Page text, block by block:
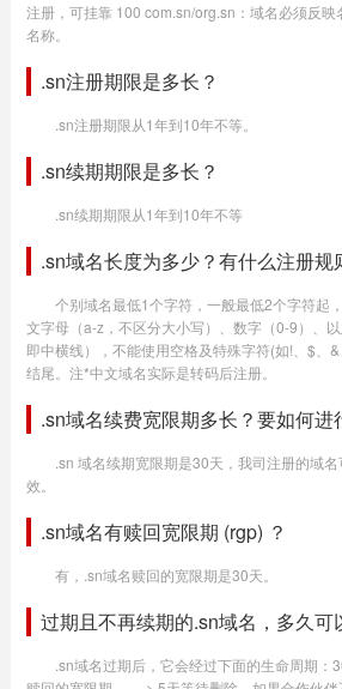
注册，可挂靠 100 com.sn/org.sn：域名必须反
名称。
.sn注册期限是多长？
.sn注册期限从1年到10年不等。
.sn续期期限是多长？
.sn续期期限从1年到10年不等
.sn域名长度为多少？有什么注册规
个别域名最低1个字符，一般最低2个字符起
文字母（a-z，不区分大小写）、数字（0-9）、
即中横线），不能使用空格及特殊字符(如!、$、
结尾。注*中文域名实际是转码后注册。
.sn域名续费宽限期多长？要如何进
.sn 域名续期宽限期是30天，我司注册的域
效。
.sn域名有赎回宽限期 (rgp) ？
有，.sn域名赎回的宽限期是30天。
过期且不再续期的.sn域名，多久
.sn域名过期后，它会经过下面的生命周期：